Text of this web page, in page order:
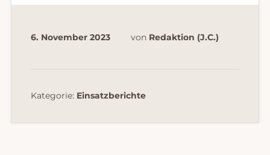
6. November 2023 von Redaktion (J.C.)
Kategorie: Einsatzberichte